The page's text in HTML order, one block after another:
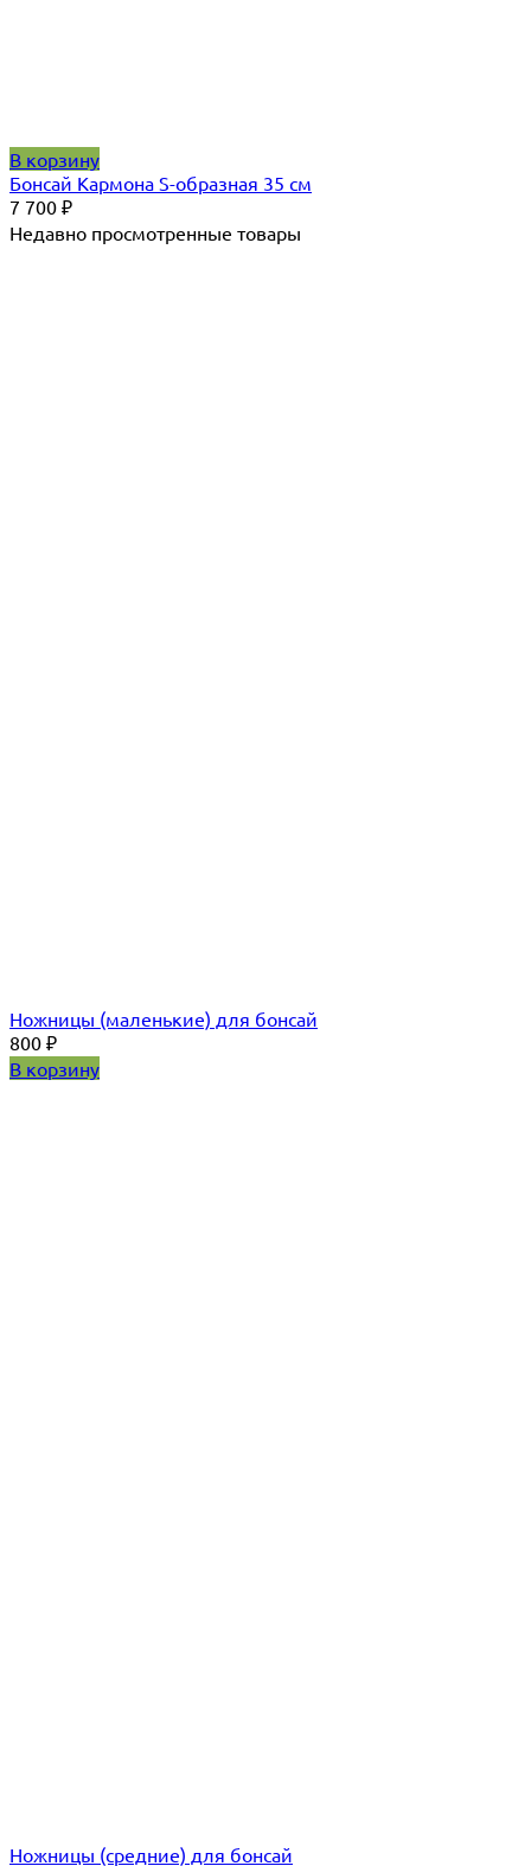
В корзину
Бонсай Кармона S-образная 35 см
7 700 ₽
Недавно просмотренные товары
Ножницы (маленькие) для бонсай
800 ₽
В корзину
Ножницы (средние) для бонсай